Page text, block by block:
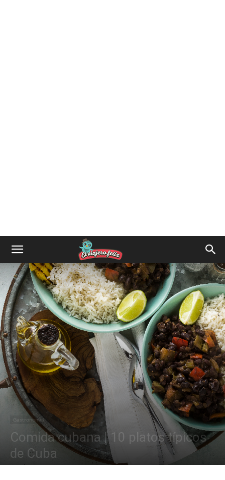
Gastronomía
Comida cubana | 10 platos típicos
de Cuba